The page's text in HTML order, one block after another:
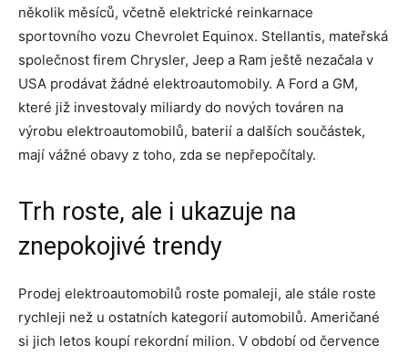
několik měsíců, včetně elektrické reinkarnace
sportovního vozu Chevrolet Equinox. Stellantis, mateřská
společnost firem Chrysler, Jeep a Ram ještě nezačala v
USA prodávat žádné elektroautomobily. A Ford a GM,
které již investovaly miliardy do nových továren na
výrobu elektroautomobilů, baterií a dalších součástek,
mají vážné obavy z toho, zda se nepřepočítaly.
Trh roste, ale i ukazuje na
znepokojivé trendy
Prodej elektroautomobilů roste pomaleji, ale stále roste
rychleji než u ostatních kategorií automobilů. Američané
si jich letos koupí rekordní milion. V období od července